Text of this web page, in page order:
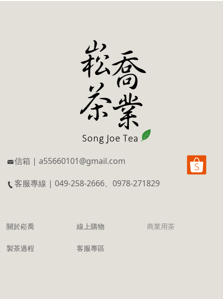
信箱 | a55660101@gmail.com
客服專線 | 049-258-2666、0978-271829
關於崧喬 線上購物 商業用茶
製茶過程 客服專區